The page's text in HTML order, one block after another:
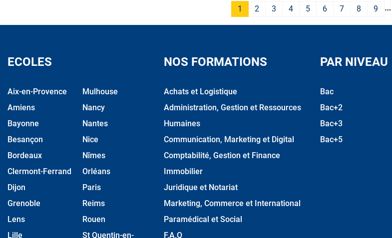
1 2 3 4 5 6 7 8 9 …
ECOLES
Aix-en-Provence
Amiens
Bayonne
Besançon
Bordeaux
Clermont-Ferrand
Dijon
Grenoble
Lens
Lille
Mulhouse
Nancy
Nantes
Nice
Nîmes
Orléans
Paris
Reims
Rouen
St Quentin-en-
NOS FORMATIONS
Achats et Logistique
Administration, Gestion et Ressources
Humaines
Communication, Marketing et Digital
Comptabilité, Gestion et Finance
Immobilier
Juridique et Notariat
Marketing, Commerce et International
Paramédical et Social
F.A.Q
PAR NIVEAU
Bac
Bac+2
Bac+3
Bac+5